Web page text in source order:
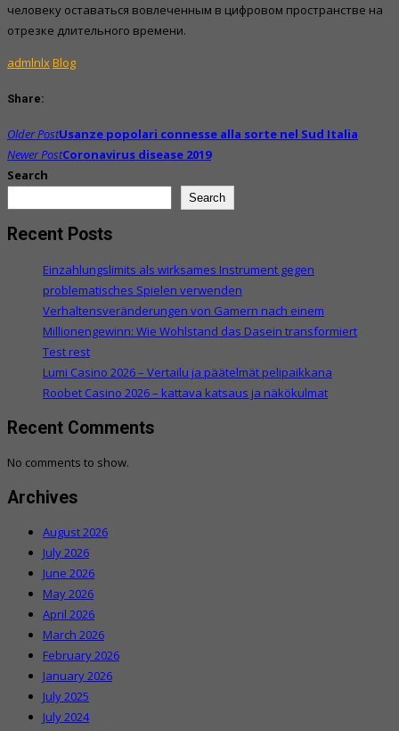
человеку оставаться вовлеченным в цифровом пространстве на
отрезке длительного времени.
admlnlx Blog
Share:
Post
navigation
Older PostUsanze popolari connesse alla sorte nel Sud Italia
Newer PostCoronavirus disease 2019
Search
Search
Recent Posts
Einzahlungslimits als wirksames Instrument gegen
problematisches Spielen verwenden
Verhaltensveränderungen von Gamern nach einem
Millionengewinn: Wie Wohlstand das Dasein transformiert
Test rest
Lumi Casino 2026 – Vertailu ja päätelmät pelipaikkana
Roobet Casino 2026 – kattava katsaus ja näkökulmat
Recent Comments
No comments to show.
Archives
August 2026
July 2026
June 2026
May 2026
April 2026
March 2026
February 2026
January 2026
July 2025
July 2024